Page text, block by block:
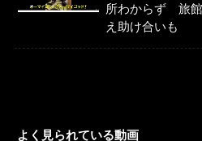
所わからず 旅館
え助け合いも
よく見られている動画